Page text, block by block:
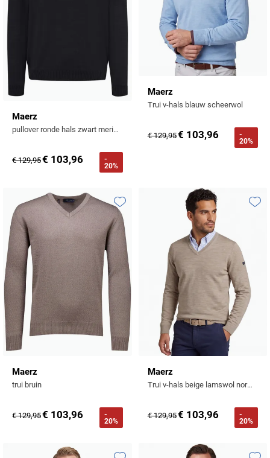
Maerz
pullover ronde hals zwart merinowol
€ 129,95€ 103,96
-
20%
Maerz
Trui v-hals blauw scheerwol
€ 129,95€ 103,96
-
20%
Maerz
trui bruin
€ 129,95€ 103,96
-
20%
Toevoegen aan favorieten
Maerz
Trui v-hals beige lamswol normale fit
€ 129,95€ 103,96
-
20%